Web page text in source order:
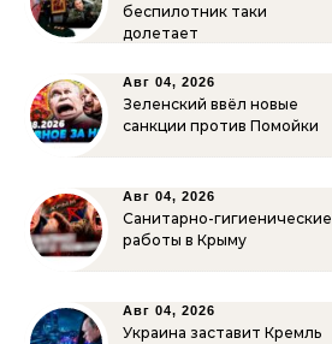
беспилотник таки
долетает
Авг 04, 2026
Зеленский ввёл новые
санкции против Помойки
Авг 04, 2026
Санитарно-гигиенические
работы в Крыму
Авг 04, 2026
Украина заставит Кремль